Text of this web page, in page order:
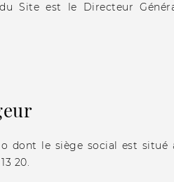
Site est le Directeur
dont le siège social est situé
20.